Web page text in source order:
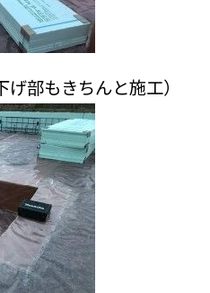
部もきちんと施工）